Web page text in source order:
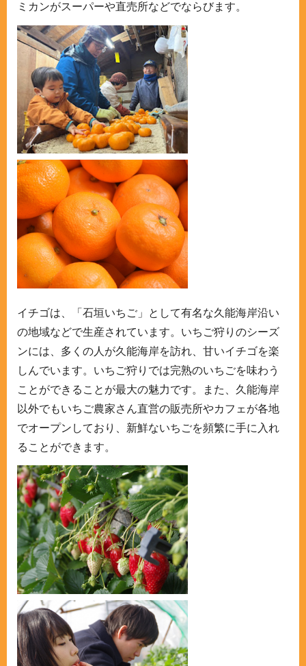
ミカンがスーパーや直売所などでならびます。
イチゴは、「石垣いちご」として有名な久能海岸沿い
の地域などで生産されています。いちご狩りのシーズ
ンには、多くの人が久能海岸を訪れ、甘いイチゴを楽
しんでいます。いちご狩りでは完熟のいちごを味わう
ことができることが最大の魅力です。また、久能海岸
以外でもいちご農家さん直営の販売所やカフェが各地
でオープンしており、新鮮ないちごを頻繁に手に入れ
ることができます。